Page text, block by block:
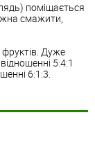
поміщається
смажити,
фруктів. Дуже
5:4:1
6:1:3.